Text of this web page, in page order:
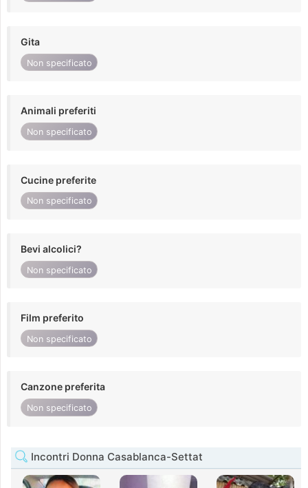
Gita
Non specificato
Animali preferiti
Non specificato
Cucine preferite
Non specificato
Bevi alcolici?
Non specificato
Film preferito
Non specificato
Canzone preferita
Non specificato
Incontri Donna Casablanca-Settat